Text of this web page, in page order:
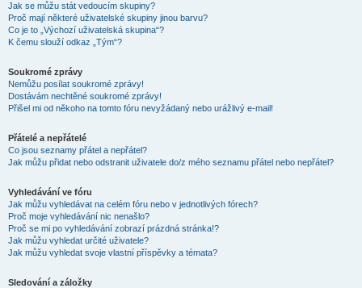
Jak se můžu stát vedoucím skupiny?
Proč mají některé uživatelské skupiny jinou barvu?
Co je to „Výchozí uživatelská skupina“?
K čemu slouží odkaz „Tým“?
Soukromé zprávy
Nemůžu posílat soukromé zprávy!
Dostávám nechtěné soukromé zprávy!
Přišel mi od někoho na tomto fóru nevyžádaný nebo urážlivý e-mail!
Přátelé a nepřátelé
Co jsou seznamy přátel a nepřátel?
Jak můžu přidat nebo odstranit uživatele do/z mého seznamu přátel nebo nepřátel?
Vyhledávání ve fóru
Jak můžu vyhledávat na celém fóru nebo v jednotlivých fórech?
Proč moje vyhledávání nic nenašlo?
Proč se mi po vyhledávání zobrazí prázdná stránka!?
Jak můžu vyhledat určité uživatele?
Jak můžu vyhledat svoje vlastní příspěvky a témata?
Sledování a záložky